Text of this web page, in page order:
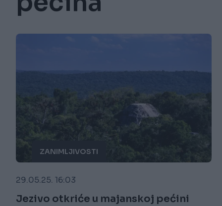
ZANIMLJIVOSTI
29.05.25. 16:03
Jezivo otkriće u majanskoj pećini